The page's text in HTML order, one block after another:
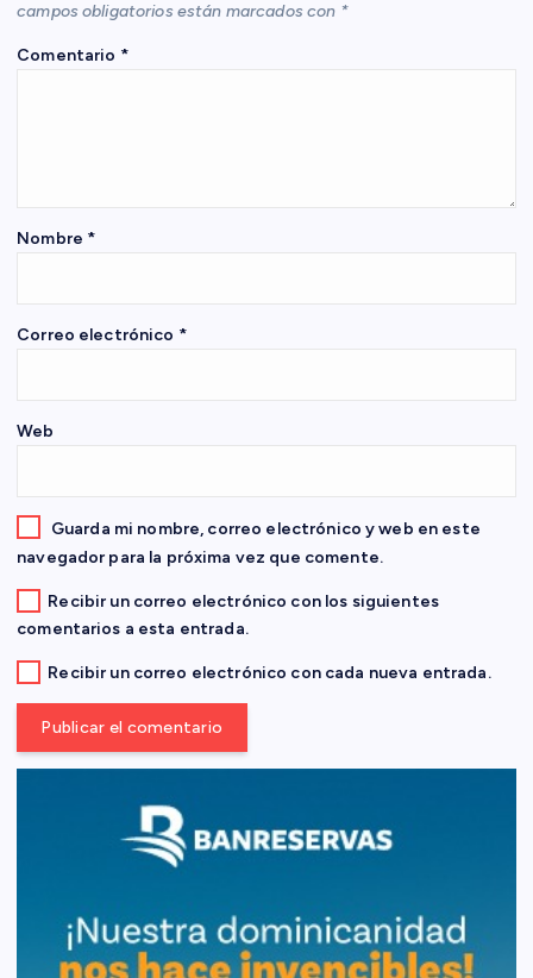
ó
e
n
r
a
d
a
s
campos obligatorios están marcados con *
Comentario *
Nombre *
Correo electrónico *
Web
Guarda mi nombre, correo electrónico y web en este
navegador para la próxima vez que comente.
Recibir un correo electrónico con los siguientes
comentarios a esta entrada.
Recibir un correo electrónico con cada nueva entrada.